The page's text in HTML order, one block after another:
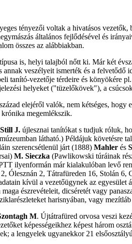
tényezői voltak a hivatásos
általános fejlődésével és
összes az alábbiakban.
is, helyi talajból nőtt ki. Már két
annak veszélyeit ismerték és a
tanító-vezetője térdeire és könyökére
helyeket ("tüzelőkövek"), a
elejéről valók, nem kétséges,
megemlékszik.
Still J. újlesznai tanítókat s tudjuk róluk,
látható.) Példájuk követésre
szerencsétlenül járt (1888) Mahler és
M. Sieczka (Pawlikowski túráinak
ilyenformán már kialakulóban levő
Ólesznán 2, Tátrafüreden 16, Stolán 6,
kívül a vezetőügynek az
észrevételeit, dicséretét vagy
harisnyában, vagy
M. Újtátrafüred orvosa veszi
képességeikhez képest három
a lengyelek ugyanekkor 21